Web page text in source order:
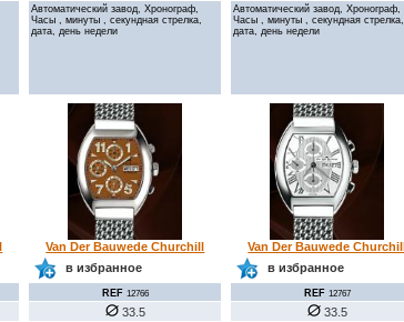
Автоматический завод, Хронограф,
Часы , минуты , секундная стрелка,
дата, день недели
Автоматический завод, Хронограф,
Часы , минуты , секундная стрелка,
дата, день недели
Van Der Bauwede Churchill
в избранное
REF 12766
33.5
Van Der Bauwede Churchill
в избранное
REF 12767
33.5